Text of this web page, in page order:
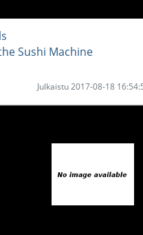
Sushi Machine
Julkaistu 2017-08-18